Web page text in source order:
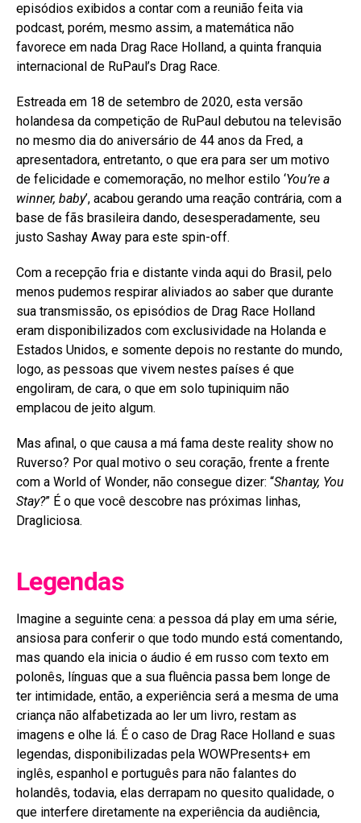
episódios exibidos a contar com a reunião feita via
podcast, porém, mesmo assim, a matemática não
favorece em nada Drag Race Holland, a quinta franquia
internacional de RuPaul’s Drag Race.
Estreada em 18 de setembro de 2020, esta versão
holandesa da competição de RuPaul debutou na televisão
no mesmo dia do aniversário de 44 anos da Fred, a
apresentadora, entretanto, o que era para ser um motivo
de felicidade e comemoração, no melhor estilo ‘You’re a
winner, baby’, acabou gerando uma reação contrária, com a
base de fãs brasileira dando, desesperadamente, seu
justo Sashay Away para este spin-off.
Com a recepção fria e distante vinda aqui do Brasil, pelo
menos pudemos respirar aliviados ao saber que durante
sua transmissão, os episódios de Drag Race Holland
eram disponibilizados com exclusividade na Holanda e
Estados Unidos, e somente depois no restante do mundo,
logo, as pessoas que vivem nestes países é que
engoliram, de cara, o que em solo tupiniquim não
emplacou de jeito algum.
Mas afinal, o que causa a má fama deste reality show no
Ruverso? Por qual motivo o seu coração, frente a frente
com a World of Wonder, não consegue dizer: “Shantay, You
Stay?” É o que você descobre nas próximas linhas,
Dragliciosa.
Legendas
Imagine a seguinte cena: a pessoa dá play em uma série,
ansiosa para conferir o que todo mundo está comentando,
mas quando ela inicia o áudio é em russo com texto em
polonês, línguas que a sua fluência passa bem longe de
ter intimidade, então, a experiência será a mesma de uma
criança não alfabetizada ao ler um livro, restam as
imagens e olhe lá. É o caso de Drag Race Holland e suas
legendas, disponibilizadas pela WOWPresents+ em
inglês, espanhol e português para não falantes do
holandês, todavia, elas derrapam no quesito qualidade, o
que interfere diretamente na experiência da audiência,